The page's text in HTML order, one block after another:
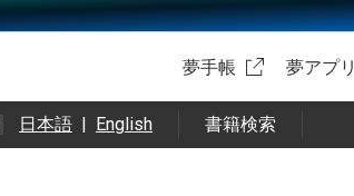
夢手帳 夢アプリ
日本語 | English 書籍検索